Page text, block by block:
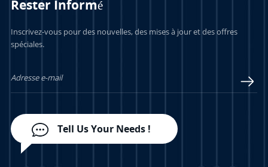
Rester Informé
Inscrivez-vous pour des nouvelles, des mises à jour et des offres
spéciales.
Tell Us Your Needs !